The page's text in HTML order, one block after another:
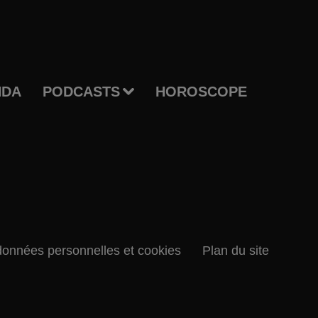
PODCASTS HOROSCOPE
personnelles et cookies Plan du site